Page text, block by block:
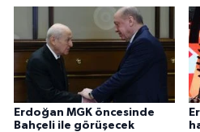
Erdoğan MGK öncesinde
Bahçeli ile görüşecek